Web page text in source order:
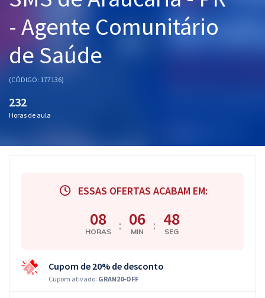
Graduação
Conteúdo gratuito
- Agente Comunitário
de Saúde
(CÓDIGO: 177136)
232
Horas de aula
ESSAS OFERTAS ACABAM EM:
08
HORAS : 06
MIN : 48
SEG
Cupom de 20% de desconto
Cupom ativado: GRAN20-OFF